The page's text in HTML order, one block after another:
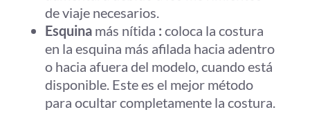
de viaje necesarios.
Esquinamás nítida : coloca la costura
en la esquina más afilada hacia adentro
o hacia afuera del modelo, cuando está
disponible. Este es el mejor método
para ocultar completamente la costura.